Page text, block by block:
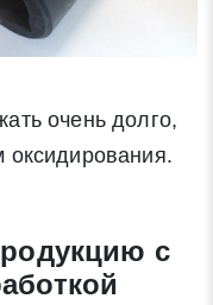
очень долго,
оксидирования.
с